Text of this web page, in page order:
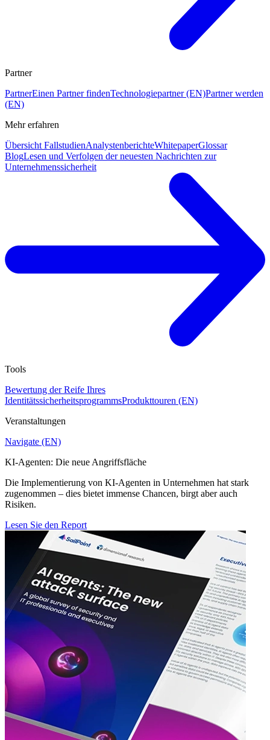
Partner
PartnerEinen Partner findenTechnologiepartner (EN)Partner werden
(EN)
Mehr erfahren
Übersicht FallstudienAnalystenberichteWhitepaperGlossar
BlogLesen und Verfolgen der neuesten Nachrichten zur
Unternehmenssicherheit
Tools
Bewertung der Reife Ihres
IdentitätssicherheitsprogrammsProdukttouren (EN)
Veranstaltungen
Navigate (EN)
KI-Agenten: Die neue Angriffsfläche
Die Implementierung von KI-Agenten in Unternehmen hat stark
zugenommen – dies bietet immense Chancen, birgt aber auch
Risiken.
Lesen Sie den Report